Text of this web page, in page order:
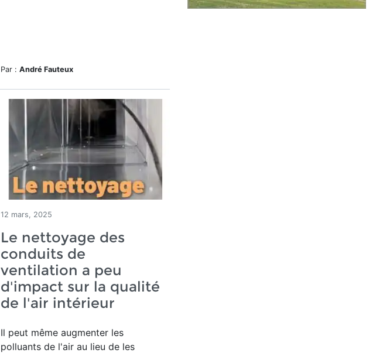
Par : André Fauteux
12 mars, 2025
Le nettoyage des
conduits de
ventilation a peu
d'impact sur la qualité
de l'air intérieur
Il peut même augmenter les
polluants de l'air au lieu de les